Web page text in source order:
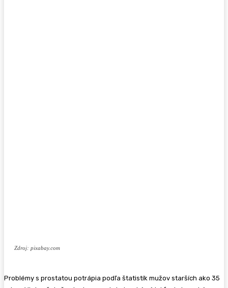
Zdroj: pixabay.com
Problémy s prostatou potrápia podľa štatistík mužov starších ako 35